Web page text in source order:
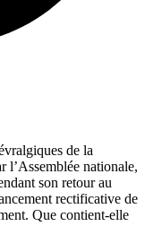
de la
l’Assemblée nationale,
son retour au
rectificative de
Que contient-elle